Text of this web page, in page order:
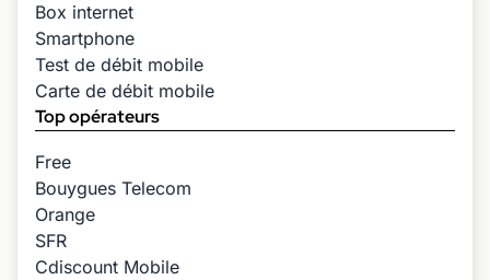
Box internet
Smartphone
Test de débit mobile
Carte de débit mobile
Top opérateurs
Free
Bouygues Telecom
Orange
SFR
Cdiscount Mobile